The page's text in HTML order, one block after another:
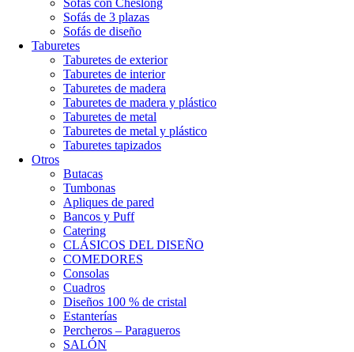
Sofás con Cheslong
Sofás de 3 plazas
Sofás de diseño
Taburetes
Taburetes de exterior
Taburetes de interior
Taburetes de madera
Taburetes de madera y plástico
Taburetes de metal
Taburetes de metal y plástico
Taburetes tapizados
Otros
Butacas
Tumbonas
Apliques de pared
Bancos y Puff
Catering
CLÁSICOS DEL DISEÑO
COMEDORES
Consolas
Cuadros
Diseños 100 % de cristal
Estanterías
Percheros – Paragueros
SALÓN